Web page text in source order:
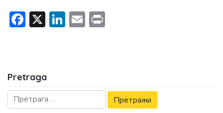
Facebook
X LinkedIn
Email
Pretraga